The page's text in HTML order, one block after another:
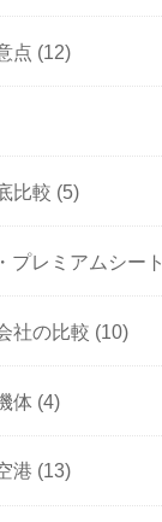
点 (12)
比較 (5)
プレミアムシート
社の比較 (10)
体 (4)
港 (13)